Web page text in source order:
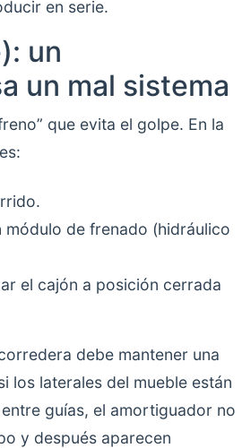
en serie.
un
un mal sistema
que evita el golpe. En la
de frenado (hidráulico
el cajón a posición cerrada
debe mantener una
los laterales del mueble están
guías, el amortiguador no
y después aparecen